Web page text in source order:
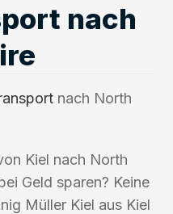
nach
nach North
Kiel nach North
Geld sparen? Keine
Müller Kiel aus Kiel